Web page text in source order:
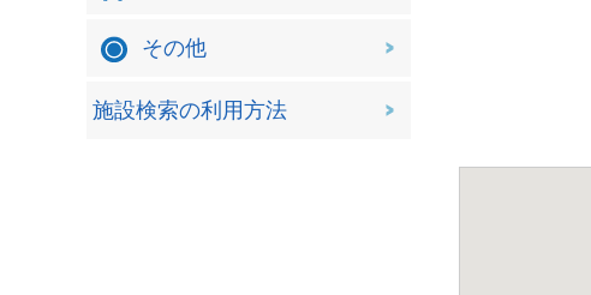
その他
施設検索の利用方法